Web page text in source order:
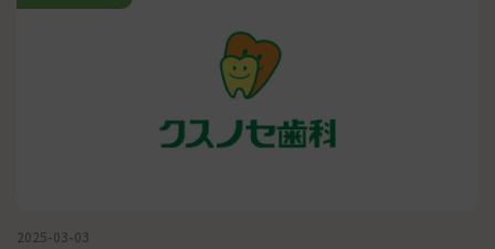
2025-03-03